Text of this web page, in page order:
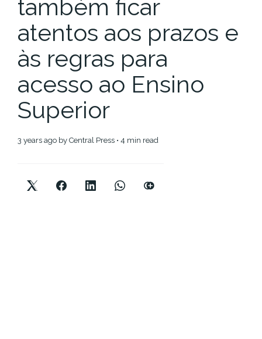
também ficar
atentos aos prazos e
às regras para
acesso ao Ensino
Superior
3 years ago by Central Press • 4 min read